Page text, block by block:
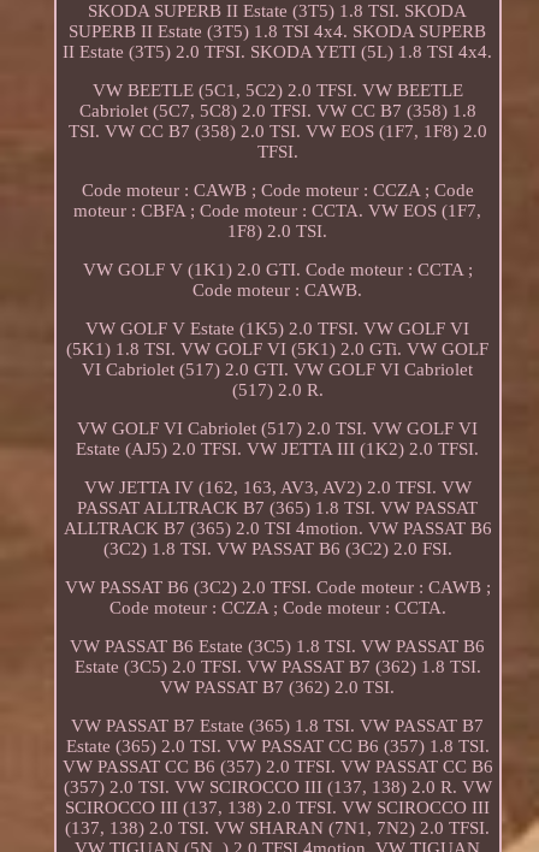
SKODA SUPERB II Estate (3T5) 1.8 TSI. SKODA
SUPERB II Estate (3T5) 1.8 TSI 4x4. SKODA SUPERB
II Estate (3T5) 2.0 TFSI. SKODA YETI (5L) 1.8 TSI 4x4.
VW BEETLE (5C1, 5C2) 2.0 TFSI. VW BEETLE
Cabriolet (5C7, 5C8) 2.0 TFSI. VW CC B7 (358) 1.8
TSI. VW CC B7 (358) 2.0 TSI. VW EOS (1F7, 1F8) 2.0
TFSI.
Code moteur : CAWB ; Code moteur : CCZA ; Code
moteur : CBFA ; Code moteur : CCTA. VW EOS (1F7,
1F8) 2.0 TSI.
VW GOLF V (1K1) 2.0 GTI. Code moteur : CCTA ;
Code moteur : CAWB.
VW GOLF V Estate (1K5) 2.0 TFSI. VW GOLF VI
(5K1) 1.8 TSI. VW GOLF VI (5K1) 2.0 GTi. VW GOLF
VI Cabriolet (517) 2.0 GTI. VW GOLF VI Cabriolet
(517) 2.0 R.
VW GOLF VI Cabriolet (517) 2.0 TSI. VW GOLF VI
Estate (AJ5) 2.0 TFSI. VW JETTA III (1K2) 2.0 TFSI.
VW JETTA IV (162, 163, AV3, AV2) 2.0 TFSI. VW
PASSAT ALLTRACK B7 (365) 1.8 TSI. VW PASSAT
ALLTRACK B7 (365) 2.0 TSI 4motion. VW PASSAT B6
(3C2) 1.8 TSI. VW PASSAT B6 (3C2) 2.0 FSI.
VW PASSAT B6 (3C2) 2.0 TFSI. Code moteur : CAWB ;
Code moteur : CCZA ; Code moteur : CCTA.
VW PASSAT B6 Estate (3C5) 1.8 TSI. VW PASSAT B6
Estate (3C5) 2.0 TFSI. VW PASSAT B7 (362) 1.8 TSI.
VW PASSAT B7 (362) 2.0 TSI.
VW PASSAT B7 Estate (365) 1.8 TSI. VW PASSAT B7
Estate (365) 2.0 TSI. VW PASSAT CC B6 (357) 1.8 TSI.
VW PASSAT CC B6 (357) 2.0 TFSI. VW PASSAT CC B6
(357) 2.0 TSI. VW SCIROCCO III (137, 138) 2.0 R. VW
SCIROCCO III (137, 138) 2.0 TFSI. VW SCIROCCO III
(137, 138) 2.0 TSI. VW SHARAN (7N1, 7N2) 2.0 TFSI.